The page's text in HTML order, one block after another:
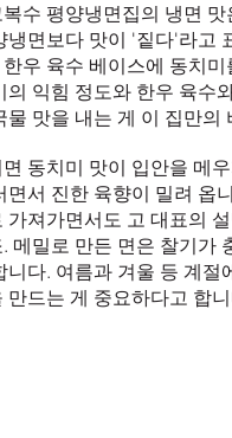
수 평양냉면집의 냉면
냉면보다 맛이 '짙다'라고
우 육수 베이스에 동치미
의 익힘 정도와 한우 육수
물 맛을 내는 게 이 집만의
동치미 맛이 입안을 메
면서 진한 육향이 밀려 옵
가져가면서도 고 대표의
메밀로 만든 면은 찰기가
니다. 여름과 겨울 등 계절
만드는 게 중요하다고 합